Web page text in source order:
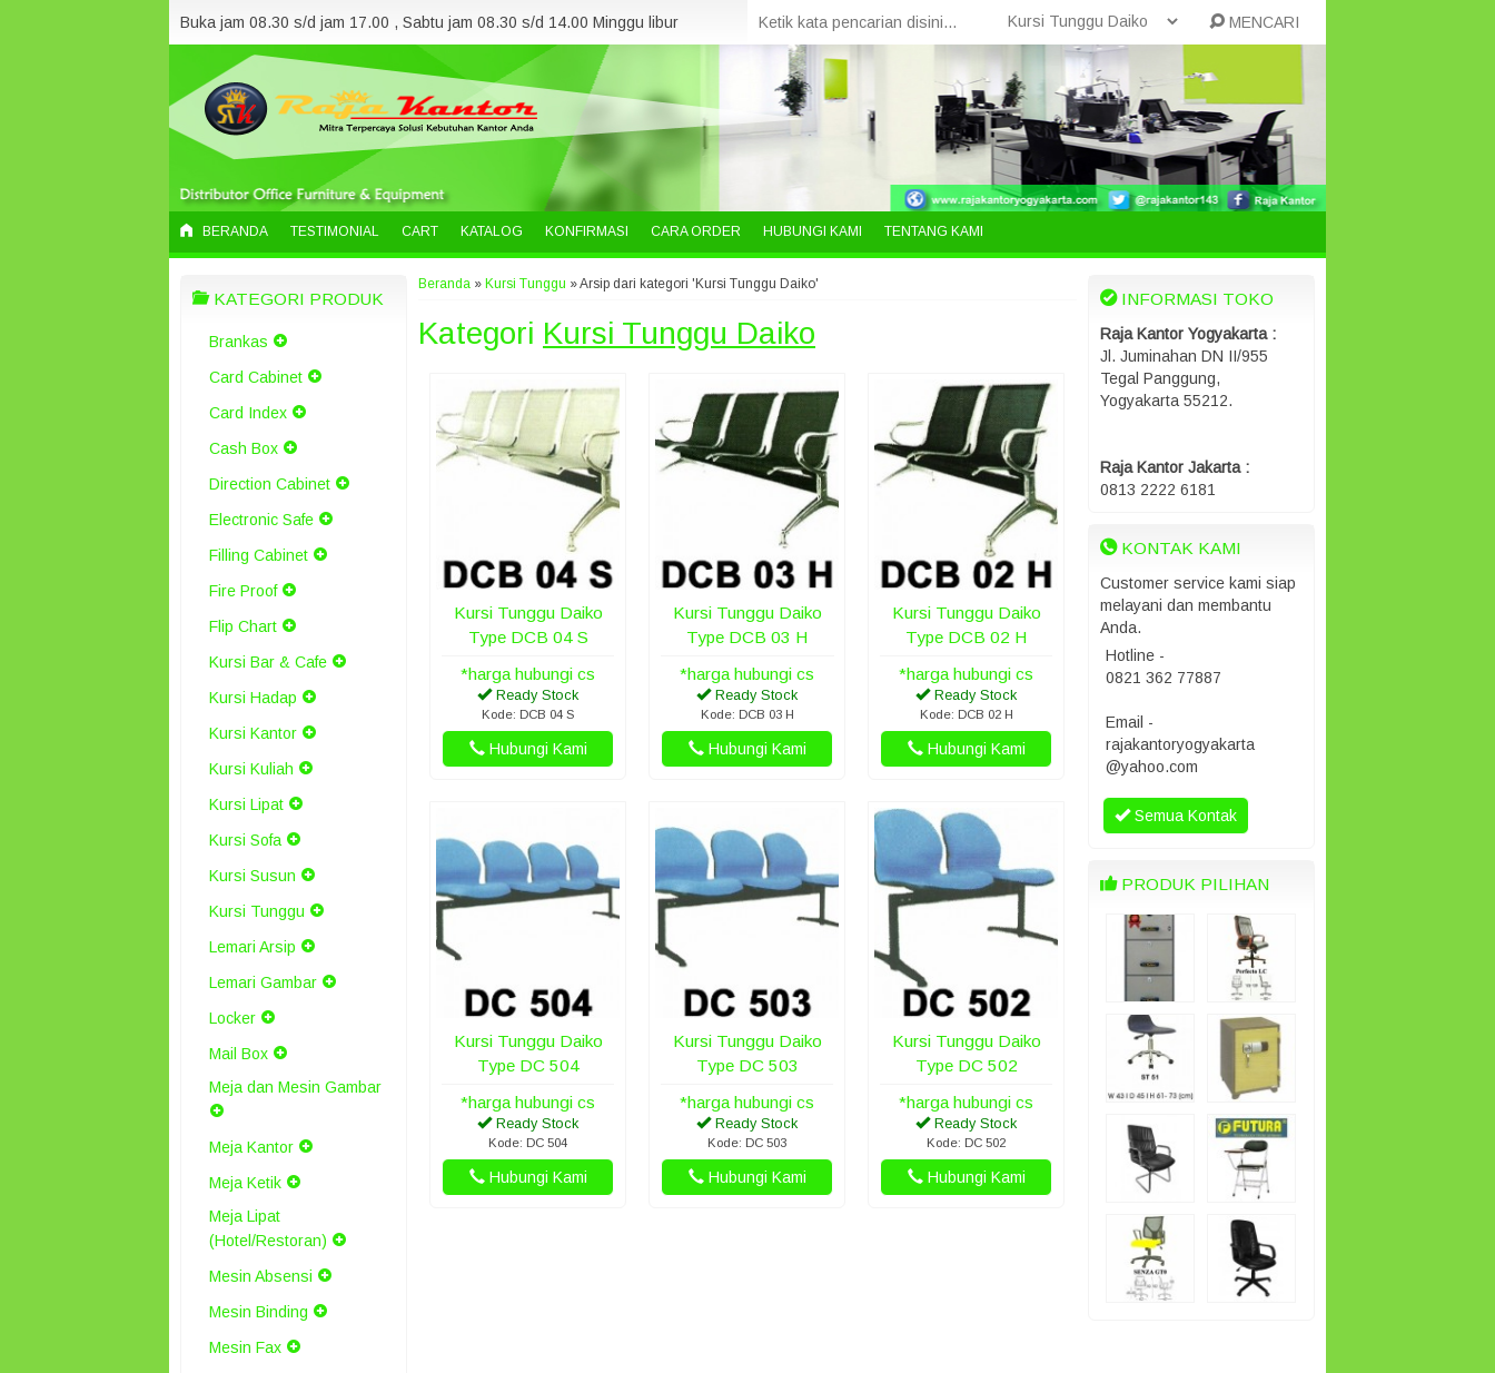
Buka jam 08.30 s/d jam 17.00 , Sabtu jam 08.30 s/d 14.00 Minggu libur MENCARI
BERANDA TESTIMONIAL CART KATALOG KONFIRMASI CARA ORDER HUBUNGI KAMI TENTANG KAMI
KATEGORI PRODUK
Brankas
Card Cabinet
Card Index
Cash Box
Direction Cabinet
Electronic Safe
Filling Cabinet
Fire Proof
Flip Chart
Kursi Bar & Cafe
Kursi Hadap
Kursi Kantor
Kursi Kuliah
Kursi Lipat
Kursi Sofa
Kursi Susun
Kursi Tunggu
Lemari Arsip
Lemari Gambar
Locker
Mail Box
Meja dan Mesin Gambar
Meja Kantor
Meja Ketik
Meja Lipat
(Hotel/Restoran)
Mesin Absensi
Mesin Binding
Mesin Fax
Beranda » Kursi Tunggu »Arsip dari kategori 'Kursi Tunggu Daiko'
Kategori Kursi Tunggu Daiko
Kursi Tunggu Daiko
Type DCB 04 S
*harga hubungi cs
Ready Stock
Kode: DCB 04 S
Hubungi Kami
Kursi Tunggu Daiko
Type DCB 03 H
*harga hubungi cs
Ready Stock
Kode: DCB 03 H
Hubungi Kami
Kursi Tunggu Daiko
Type DCB 02 H
*harga hubungi cs
Ready Stock
Kode: DCB 02 H
Hubungi Kami
Kursi Tunggu Daiko
Type DC 504
*harga hubungi cs
Ready Stock
Kode: DC 504
Hubungi Kami
Kursi Tunggu Daiko
Type DC 503
*harga hubungi cs
Ready Stock
Kode: DC 503
Hubungi Kami
Kursi Tunggu Daiko
Type DC 502
*harga hubungi cs
Ready Stock
Kode: DC 502
Hubungi Kami
INFORMASI TOKO
Raja Kantor Yogyakarta :
Jl. Juminahan DN II/955
Tegal Panggung,
Yogyakarta 55212.
Raja Kantor Jakarta :
0813 2222 6181
KONTAK KAMI
Customer service kami siap
melayani dan membantu
Anda.
Hotline -
0821 362 77887
Email -
rajakantoryogyakarta
@yahoo.com
Semua Kontak
PRODUK PILIHAN